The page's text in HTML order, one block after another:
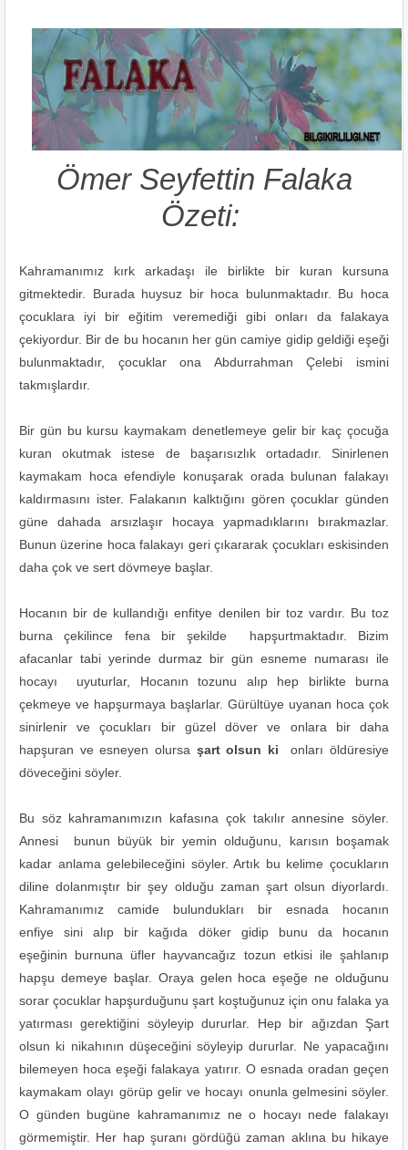
Ömer Seyfettin Falaka
Özeti:
Kahramanımız kırk arkadaşı ile birlikte bir kuran kursuna
gitmektedir. Burada huysuz bir hoca bulunmaktadır. Bu hoca
çocuklara iyi bir eğitim veremediği gibi onları da falakaya
çekiyordur. Bir de bu hocanın her gün camiye gidip geldiği eşeği
bulunmaktadır, çocuklar ona Abdurrahman Çelebi ismini
takmışlardır.
Bir gün bu kursu kaymakam denetlemeye gelir bir kaç çocuğa
kuran okutmak istese de başarısızlık ortadadır. Sinirlenen
kaymakam hoca efendiyle konuşarak orada bulunan falakayı
kaldırmasını ister. Falakanın kalktığını gören çocuklar günden
güne dahada arsızlaşır hocaya yapmadıklarını bırakmazlar.
Bunun üzerine hoca falakayı geri çıkararak çocukları eskisinden
daha çok ve sert dövmeye başlar.
Hocanın bir de kullandığı enfitye denilen bir toz vardır. Bu toz
burna çekilince fena bir şekilde hapşurtmaktadır. Bizim
afacanlar tabi yerinde durmaz bir gün esneme numarası ile
hocayı uyuturlar, Hocanın tozunu alıp hep birlikte burna
çekmeye ve hapşurmaya başlarlar. Gürültüye uyanan hoca çok
sinirlenir ve çocukları bir güzel döver ve onlara bir daha
hapşuran ve esneyen olursa şart olsun ki onları öldüresiye
döveceğini söyler.
Bu söz kahramanımızın kafasına çok takılır annesine söyler.
Annesi bunun büyük bir yemin olduğunu, karısın boşamak
kadar anlama gelebileceğini söyler. Artık bu kelime çocukların
diline dolanmıştır bir şey olduğu zaman şart olsun diyorlardı.
Kahramanımız camide bulundukları bir esnada hocanın
enfiye sini alıp bir kağıda döker gidip bunu da hocanın
eşeğinin burnuna üfler hayvancağız tozun etkisi ile şahlanıp
hapşu demeye başlar. Oraya gelen hoca eşeğe ne olduğunu
sorar çocuklar hapşurduğunu şart koştuğunuz için onu falaka ya
yatırması gerektiğini söyleyip dururlar. Hep bir ağızdan Şart
olsun ki nikahının düşeceğini söyleyip dururlar. Ne yapacağını
bilemeyen hoca eşeği falakaya yatırır. O esnada oradan geçen
kaymakam olayı görüp gelir ve hocayı onunla gelmesini söyler.
O günden bugüne kahramanımız ne o hocayı nede falakayı
görmemiştir. Her hap şuranı gördüğü zaman aklına bu hikaye